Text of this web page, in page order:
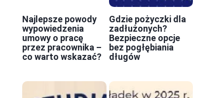
Najlepsze powody
wypowiedzenia
umowy o pracę
przez pracownika –
co warto wskazać?
Gdzie pożyczki dla
zadłużonych?
Bezpieczne opcje
bez pogłębiania
długów